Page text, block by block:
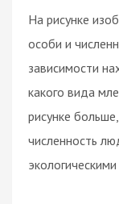
На рисунке
особи и
зависимости
какого вида
рисунке
численность